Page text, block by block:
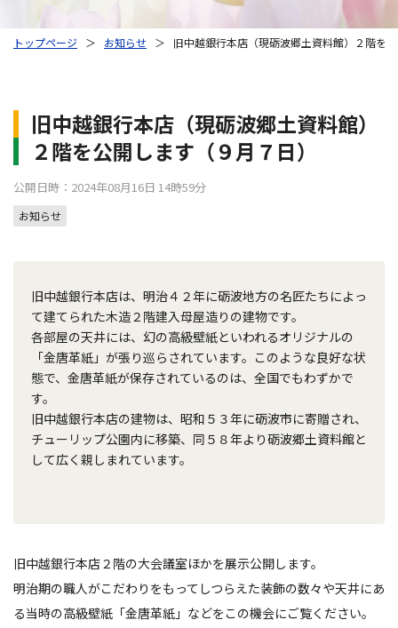
トップページ ＞ お知らせ ＞ 旧中越銀行本店（現砺波郷土資料館）２階を
旧中越銀行本店（現砺波郷土資料館）
２階を公開します（９月７日）
公開日時：2024年08月16日 14時59分
お知らせ
旧中越銀行本店は、明治４２年に砺波地方の名匠たちによっ
て建てられた木造２階建入母屋造りの建物です。
各部屋の天井には、幻の高級壁紙といわれるオリジナルの
「金唐革紙」が張り巡らされています。このような良好な状
態で、金唐革紙が保存されているのは、全国でもわずかで
す。
旧中越銀行本店の建物は、昭和５３年に砺波市に寄贈され、
チューリップ公園内に移築、同５８年より砺波郷土資料館と
して広く親しまれています。
旧中越銀行本店２階の大会議室ほかを展示公開します。
明治期の職人がこだわりをもってしつらえた装飾の数々や天井にあ
る当時の高級壁紙「金唐革紙」などをこの機会にご覧ください。